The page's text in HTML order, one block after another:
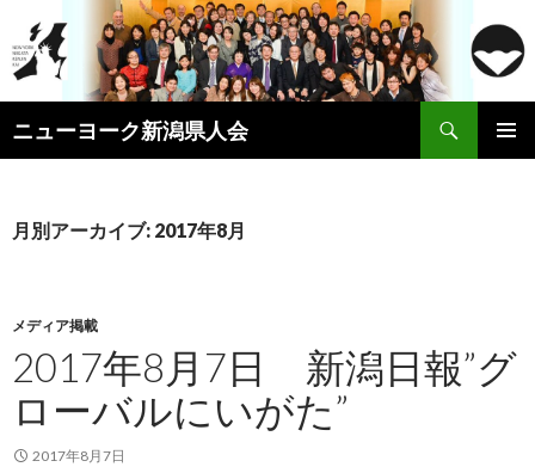
ニューヨーク新潟県人会
索
ン
キ
ッ
プ
月別アーカイブ: 2017年8月
メディア掲載
2017年8月7日 新潟日報”グ
ローバルにいがた”
2017年8月7日